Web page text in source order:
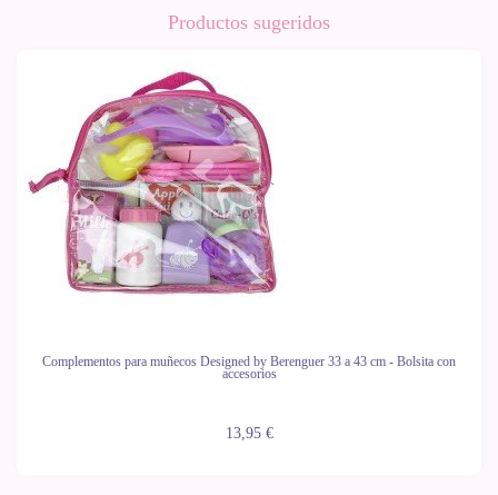
Productos sugeridos
Complementos para muñecos Designed by Berenguer 33 a 43 cm - Bolsita con
accesorios
13,95 €